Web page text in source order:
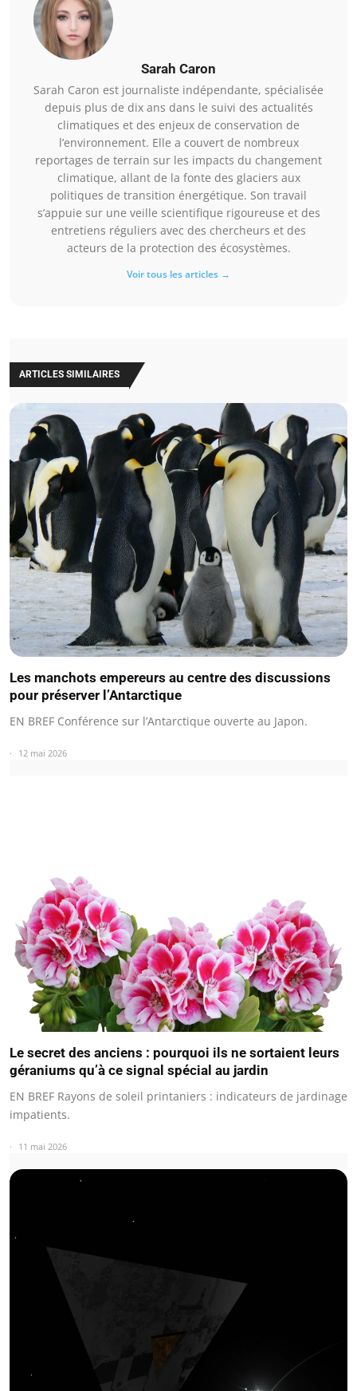
Sarah Caron
Sarah Caron est journaliste indépendante, spécialisée
depuis plus de dix ans dans le suivi des actualités
climatiques et des enjeux de conservation de
l’environnement. Elle a couvert de nombreux
reportages de terrain sur les impacts du changement
climatique, allant de la fonte des glaciers aux
politiques de transition énergétique. Son travail
s’appuie sur une veille scientifique rigoureuse et des
entretiens réguliers avec des chercheurs et des
acteurs de la protection des écosystèmes.
Voir tous les articles →
ARTICLES SIMILAIRES
Les manchots empereurs au centre des discussions
pour préserver l’Antarctique
EN BREF Conférence sur l’Antarctique ouverte au Japon.
12 mai 2026
Le secret des anciens : pourquoi ils ne sortaient leurs
géraniums qu’à ce signal spécial au jardin
EN BREF Rayons de soleil printaniers : indicateurs de jardinage
impatients.
11 mai 2026